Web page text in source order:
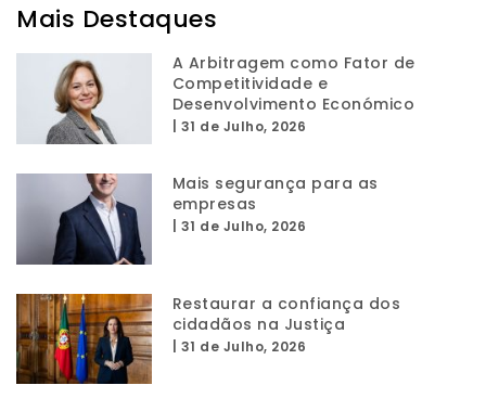
Mais Destaques
A Arbitragem como Fator de
Competitividade e
Desenvolvimento Económico
31 de Julho, 2026
Mais segurança para as
empresas
31 de Julho, 2026
Restaurar a confiança dos
cidadãos na Justiça
31 de Julho, 2026